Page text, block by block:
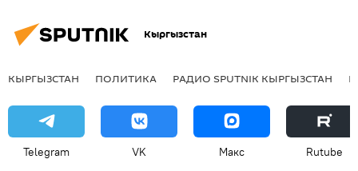
Кыргызстан
КЫРГЫЗСТАН ПОЛИТИКА РАДИО SPUTNIK КЫРГЫЗСТАН
Telegram VK Макс Rutube